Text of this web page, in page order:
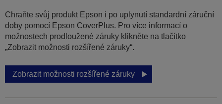
Chraňte svůj produkt Epson i po uplynutí standardní záruční
doby pomocí Epson CoverPlus. Pro více informací o
možnostech prodloužené záruky klikněte na tlačítko
„Zobrazit možnosti rozšířené záruky“.
Zobrazit možnosti rozšířené záruky